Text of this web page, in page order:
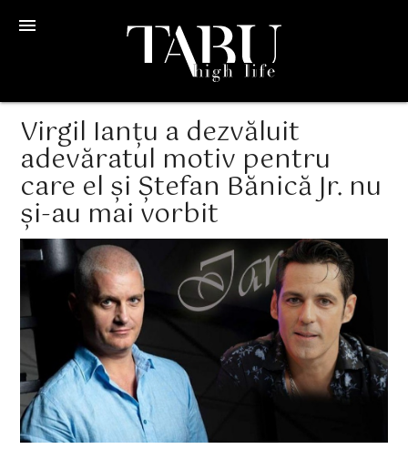
menu
Virgil Ianțu a dezvăluit
adevăratul motiv pentru
care el și Ștefan Bănică Jr. nu
și-au mai vorbit